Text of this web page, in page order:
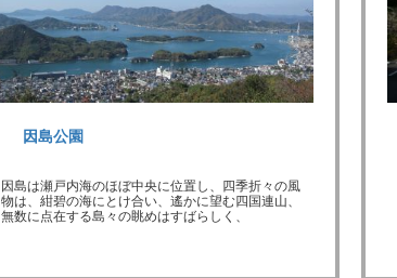
因島公園
因島は瀬戸内海のほぼ中央に位置し、四季折々の風
物は、紺碧の海にとけ合い、遙かに望む四国連山、
無数に点在する島々の眺めはすばらしく、